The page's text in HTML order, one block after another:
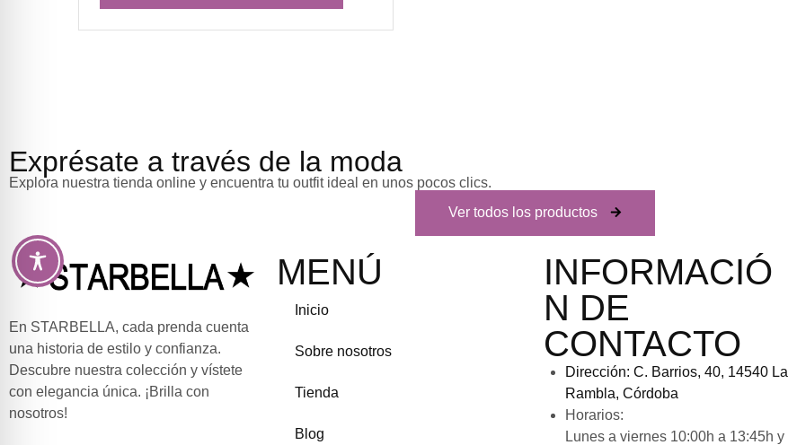
Exprésate a través de la moda
Explora nuestra tienda online y encuentra tu outfit ideal en unos pocos clics.
Ver todos los productos
En STARBELLA, cada prenda cuenta
una historia de estilo y confianza.
Descubre nuestra colección y vístete
con elegancia única. ¡Brilla con
nosotros!
MENÚ
Inicio
Sobre nosotros
Tienda
Blog
INFORMACIÓ
N DE
CONTACTO
Dirección: C. Barrios, 40, 14540 La
Rambla, Córdoba
Horarios:
Lunes a viernes 10:00h a 13:45h y